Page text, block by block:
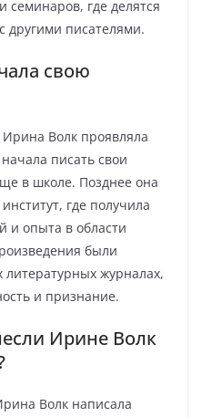
где делятся
другими писателями.
свою
Волк проявляла
писать свои
в школе. Позднее она
где получила
и опыта в области
были
журналах,
и признание.
Ирине Волк
Волк написала